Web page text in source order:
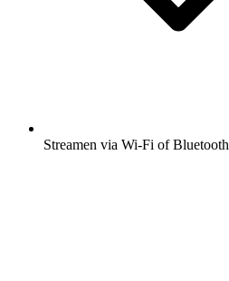
Streamen via Wi-Fi of Bluetooth